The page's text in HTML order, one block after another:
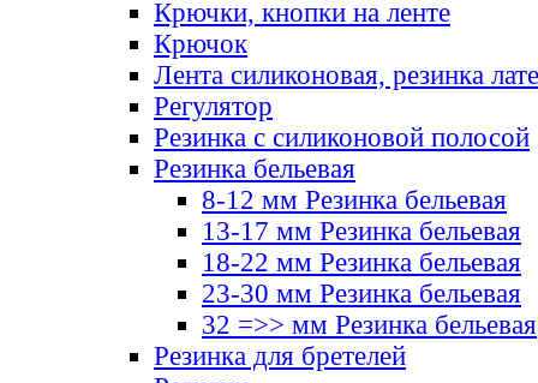
Крючки, кнопки на ленте
Крючок
Лента силиконовая, резинка
Регулятор
Резинка с силиконовой полосой
Резинка бельевая
8-12 мм Резинка бельевая
13-17 мм Резинка бельевая
18-22 мм Резинка бельевая
23-30 мм Резинка бельевая
32 =>> мм Резинка бельевая
Резинка для бретелей